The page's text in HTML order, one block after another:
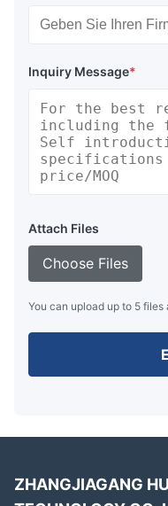
Inquiry Message*
Attach Files
Choose Files
You can upload up to 5
ZHANGJIAGANG